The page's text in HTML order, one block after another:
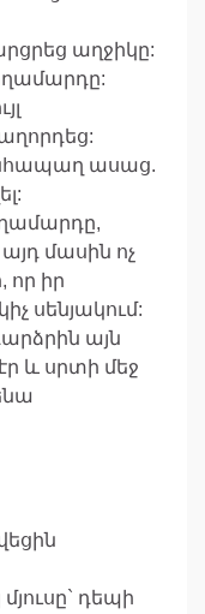
աղջիկը:
ասաց.
մասին ոչ
որ իր
սենյակում:
այն
և սրտի մեջ
դեպի